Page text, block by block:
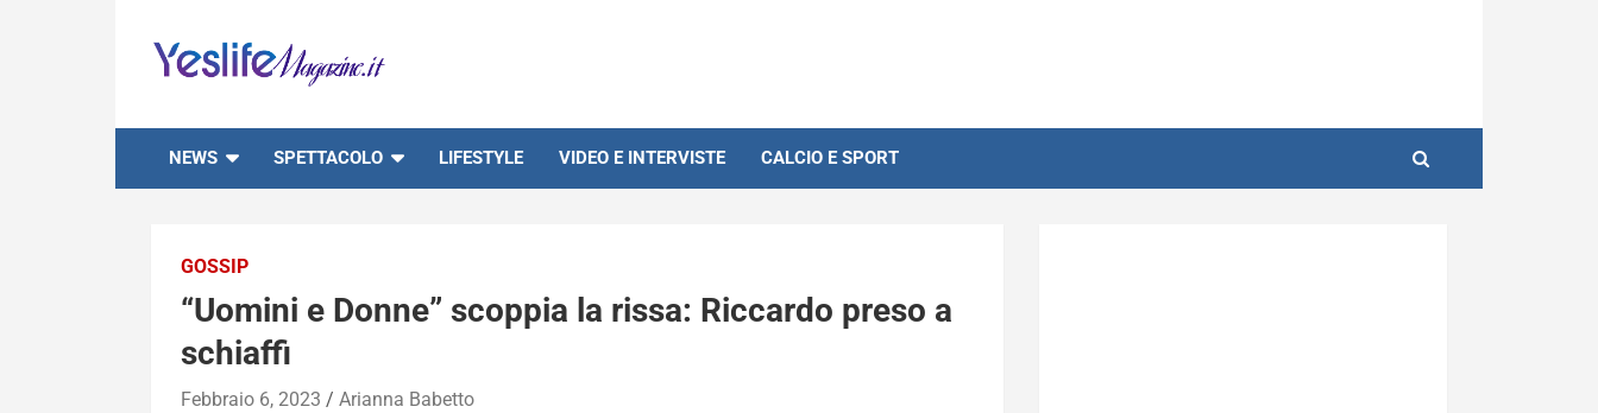
content
NEWS SPETTACOLO LIFESTYLE VIDEO E INTERVISTE CALCIO E SPORT
GOSSIP
“Uomini e Donne” scoppia la rissa: Riccardo preso a
schiaffi
Febbraio 6, 2023 Arianna Babetto